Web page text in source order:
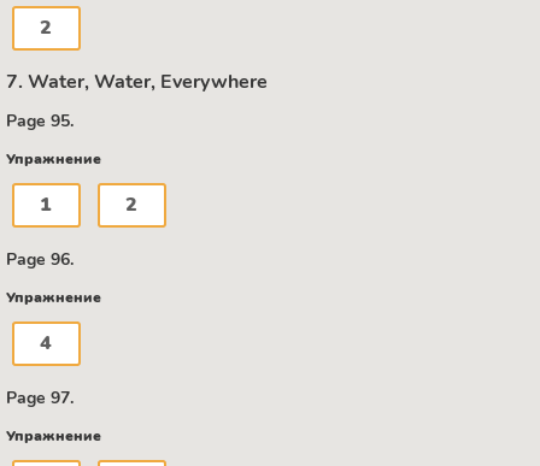
2
7. Water, Water, Everywhere
Page 95.
Упражнение
1 2
Page 96.
Упражнение
4
Page 97.
Упражнение